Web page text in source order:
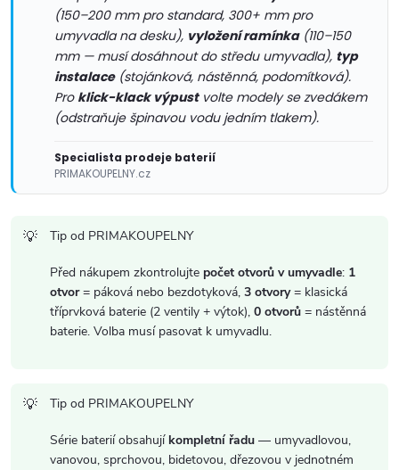
p
(150–200 mm pro standard, 300+ mm pro
umyvadla na desku), vyložení ramínka(110–150
mm — musí dosáhnout do středu umyvadla), typ
instalace(stojánková, nástěnná, podomítková).
Pro klick-klack výpustvolte modely se zvedákem
(odstraňuje špinavou vodu jedním tlakem).
Specialista prodeje baterií
PRIMAKOUPELNY.cz
Tip od PRIMAKOUPELNY
Před nákupem zkontrolujte počet otvorů v umyvadle: 1
otvor= páková nebo bezdotyková, 3 otvory= klasická
tříprvková baterie (2 ventily + výtok), 0 otvorů = nástěnná
baterie. Volba musí pasovat k umyvadlu.
Tip od PRIMAKOUPELNY
Série baterií obsahují kompletní řadu — umyvadlovou,
vanovou, sprchovou, bidetovou, dřezovou v jednotném